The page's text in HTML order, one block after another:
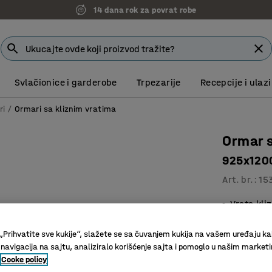
14 dana rok za povrat robe
Svlačionice i garderobe Trpezarije Recepcije i ulazi
Ormari sa kliznim vratima
Ormar
Art. br. :
Vrata
Izdržljiv
sve kukije“, slažete se sa čuvanjem kukija na vašem uređaju
na sajtu, analiziralo korišćenje sajta i pomoglo u našim
Cooke policy